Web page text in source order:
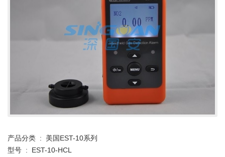
产品分类 : 美国EST-10系列
型号 : EST-10-HCL